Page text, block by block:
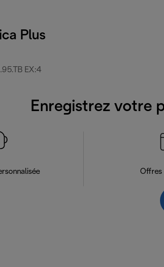
Plus
EX:4
Enregistrez votre
Offres